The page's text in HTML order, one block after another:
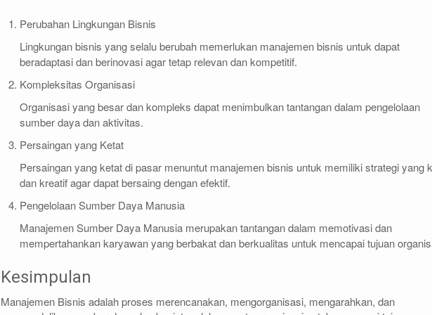
Perubahan Lingkungan Bisnis
Lingkungan bisnis yang selalu berubah memerlukan manajemen bisnis untuk dapat
beradaptasi dan berinovasi agar tetap relevan dan kompetitif.
Kompleksitas Organisasi
Organisasi yang besar dan kompleks dapat menimbulkan tantangan dalam pengelolaan
sumber daya dan aktivitas.
Persaingan yang Ketat
Persaingan yang ketat di pasar menuntut manajemen bisnis untuk memiliki strategi yang
dan kreatif agar dapat bersaing dengan efektif.
Pengelolaan Sumber Daya Manusia
Manajemen Sumber Daya Manusia merupakan tantangan dalam memotivasi dan
mempertahankan karyawan yang berbakat dan berkualitas untuk mencapai tujuan
Kesimpulan
Manajemen Bisnis adalah proses merencanakan, mengorganisasi, mengarahkan, dan